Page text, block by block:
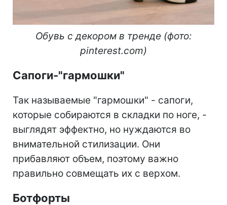
Обувь с декором в тренде (фото:
pinterest.com)
Сапоги-"гармошки"
Так называемые "гармошки" - сапоги,
которые собираются в складки по ноге, -
выглядят эффектно, но нуждаются во
внимательной стилизации. Они
прибавляют объем, поэтому важно
правильно совмещать их с верхом.
Ботфорты